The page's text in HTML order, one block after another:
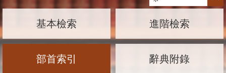
基本檢索 進階檢索
部首索引 辭典附錄